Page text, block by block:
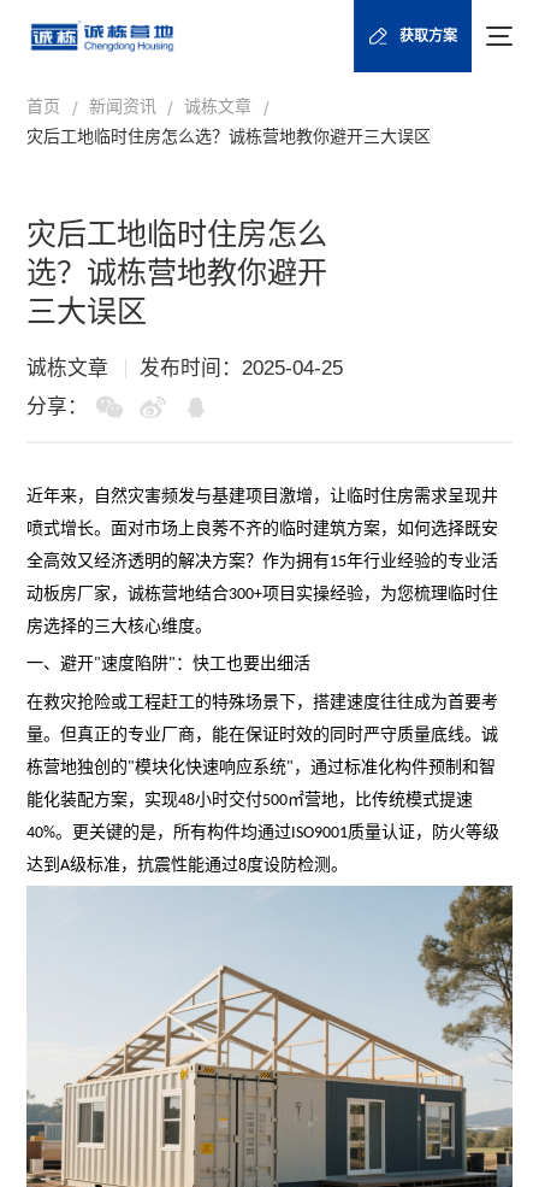
获取方案
首页 / 新闻资讯 / 诚栋文章 /
灾后工地临时住房怎么选？诚栋营地教你避开三大误区
灾后工地临时住房怎么
选？诚栋营地教你避开
三大误区
诚栋文章
发布时间：2025-04-25
分享：
近年来，自然灾害频发与基建项目激增，让临时住房需求呈现井
喷式增长。面对市场上良莠不齐的临时建筑方案，如何选择既安
全高效又经济透明的解决方案？作为拥有15年行业经验的专业活
动板房厂家，诚栋营地结合300+项目实操经验，为您梳理临时住
房选择的三大核心维度。
一、避开"速度陷阱" ：快工也要出细活
在救灾抢险或工程赶工的特殊场景下，搭建速度往往成为首要考
量。但真正的专业厂商，能在保证时效的同时严守质量底线。诚
栋营地独创的"模块化快速响应系统" ，通过标准化构件预制和智
能化装配方案，实现48小时交付500㎡营地，比传统模式提速
40%。更关键的是，所有构件均通过ISO9001质量认证，防火等级
达到A级标准，抗震性能通过8度设防检测。